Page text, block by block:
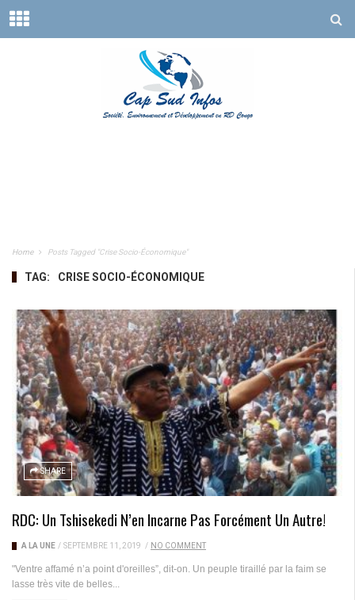
Home Posts Tagged "Crise Socio-Économique"
TAG: CRISE SOCIO-ÉCONOMIQUE
SHARE
RDC: Un Tshisekedi N’en Incarne Pas Forcément Un Autre!
A LA UNE / SEPTEMBRE 11, 2019 / NO COMMENT
"Ventre affamé n’a point d'oreilles”, dit-on. Un peuple tiraillé par la faim se
lasse très vite de belles...